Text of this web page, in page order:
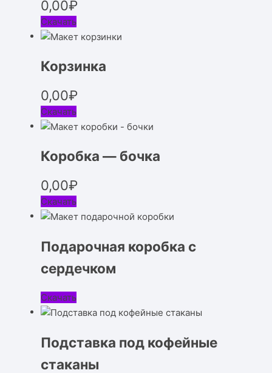
0,00₽
Скачать
Корзинка
0,00₽
Скачать
Коробка — бочка
0,00₽
Скачать
Подарочная коробка с
сердечком
Скачать
Подставка под кофейные
стаканы